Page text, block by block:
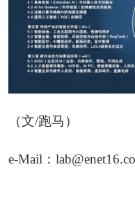
（文/跑马）
e-Mail：